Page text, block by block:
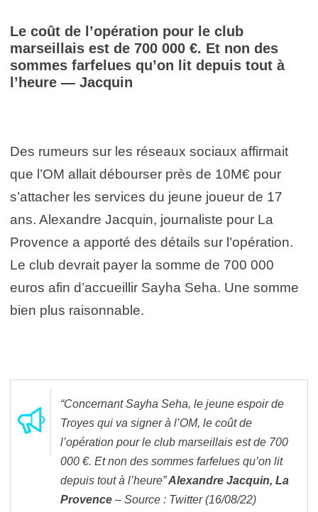
Le coût de l’opération pour le club
marseillais est de 700 000 €. Et non des
sommes farfelues qu’on lit depuis tout à
l’heure — Jacquin
Des rumeurs sur les réseaux sociaux affirmait
que l’OM allait débourser près de 10M€ pour
s’attacher les services du jeune joueur de 17
ans. Alexandre Jacquin, journaliste pour La
Provence a apporté des détails sur l’opération.
Le club devrait payer la somme de 700 000
euros afin d’accueillir Sayha Seha. Une somme
bien plus raisonnable.
“Concernant Sayha Seha, le jeune espoir de
Troyes qui va signer à l’OM, le coût de
l’opération pour le club marseillais est de 700
000 €. Et non des sommes farfelues qu’on lit
depuis tout à l’heure”Alexandre Jacquin, La
Provence – Source : Twitter (16/08/22)